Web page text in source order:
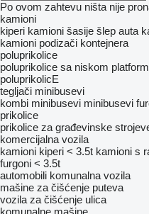
Po ovom zahtevu ništa nije
kamioni
kiperi kamioni šasije šlep auta
kamioni podizači kontejnera
poluprikolice
poluprikolice sa niskom
poluprikolicE
tegljači minibusevi
kombi minibusevi minibusevi
prikolice
prikolice za građevinske
komercijalna vozila
kamioni kiperi < 3.5t kamioni s
furgoni < 3.5t
automobili komunalna vozila
mašine za čišćenje puteva
vozila za čišćenje ulica
komunalne mašine